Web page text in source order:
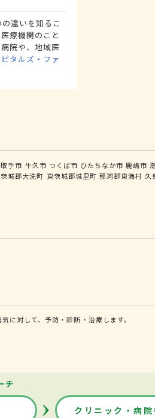
違いを知るこ
療機関のこと
院や、地域医
タルズ・ファ
取手市 牛久市 つくば市 ひたちなか市 鹿嶋市
城郡大洗町 東茨城郡城里町 那珂郡東海村 久
に対して、予防・診断・治療します。
チ
クリニック・病院